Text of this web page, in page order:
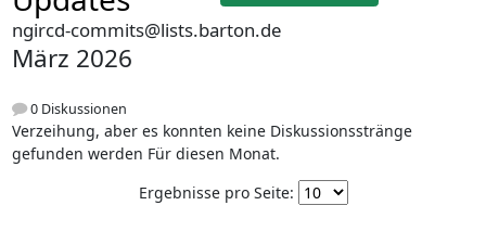
ngircd-commits@lists.barton.de
März 2026
0 Diskussionen
Verzeihung, aber es konnten keine Diskussionsstränge
gefunden werden Für diesen Monat.
Ergebnisse pro Seite: